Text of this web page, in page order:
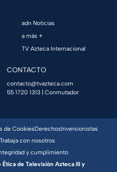
adn Noticias
a más +
TV Azteca Internacional
CONTACTO
contacto@tvazteca.com
55 1720 1313 | Conmutador
de CookiesDerechosInversionistas
con nosotros
y cumplimiento
de Televisión Azteca III y